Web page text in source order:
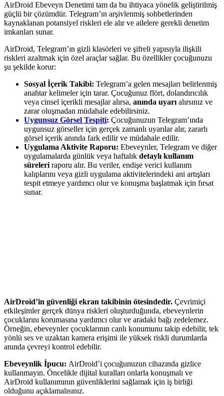
AirDroid Ebeveyn Denetimi tam da bu ihtiyaca yönelik geliştirilmiş
güçlü bir çözümdür. Telegram’ın arşivlenmiş sohbetlerinden
kaynaklanan potansiyel riskleri ele alır ve ailelere gerekli denetim
imkanları sunar.
AirDroid, Telegram’ın gizli klasörleri ve şifreli yapısıyla ilişkili
riskleri azaltmak için özel araçlar sağlar. Bu özellikler çocuğunuzu
şu şekilde korur:
Sosyal İçerik Takibi: Telegram’a gelen mesajları belirlenmiş
anahtar kelimeler için tarar. Çocuğunuz flört, dolandırıcılık
veya cinsel içerikli mesajlar alırsa, anında uyarı alırsınız ve
zarar oluşmadan müdahale edebilirsiniz.
Uygunsuz Görsel Tespiti: Çocuğunuzun Telegram’ında
uygunsuz görseller için gerçek zamanlı uyarılar alır, zararlı
görsel içerik anında fark edilir ve müdahale edilir.
Uygulama Aktivite Raporu: Ebeveynler, Telegram ve diğer
uygulamalarda günlük veya haftalık detaylı kullanım
süreleri raporu alır. Bu veriler, endişe verici kullanım
kalıplarını veya gizli uygulama aktivitelerindeki ani artışları
tespit etmeye yardımcı olur ve konuşma başlatmak için fırsat
sunar.
AirDroid’in güvenliği ekran takibinin ötesindedir. Çevrimiçi
etkileşimler gerçek dünya riskleri oluşturduğunda, ebeveynlerin
çocuklarını korumasına yardımcı olur ve aradaki bağı zedelemez.
Örneğin, ebeveynler çocuklarının canlı konumunu takip edebilir, tek
yönlü ses ve uzaktan kamera erişimi ile yüksek riskli durumlarda
anında çevreyi kontrol edebilir.
Ebeveynlik İpucu: AirDroid’i çocuğunuzun cihazında gizlice
kullanmayın. Öncelikle dijital kuralları onlarla konuşmalı ve
AirDroid kullanımının güvenliklerini sağlamak için iş birliği
olduğunu açıklamalısınız.